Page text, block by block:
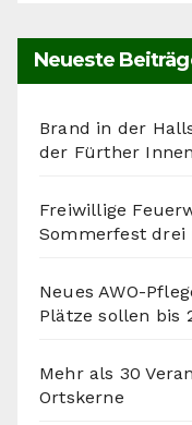
Neueste
Brand in der
der Fürther
Freiwillige
Sommerfest drei
Neues AWO-
Plätze sollen bis
Mehr als 30
Ortskerne